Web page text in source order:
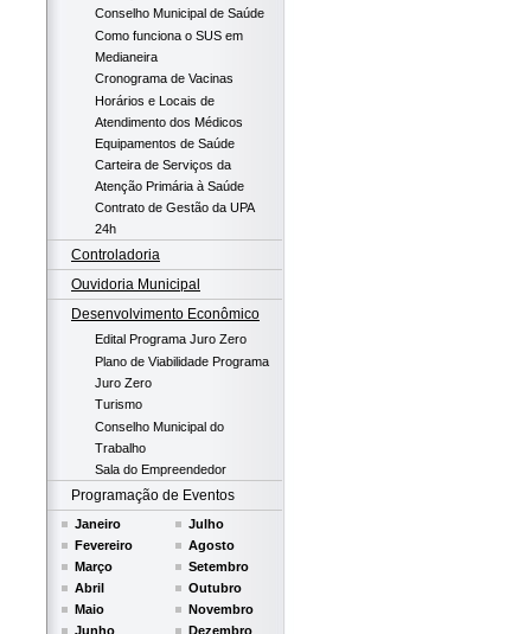
Conselho Municipal de Saúde
Como funciona o SUS em
Medianeira
Cronograma de Vacinas
Horários e Locais de
Atendimento dos Médicos
Equipamentos de Saúde
Carteira de Serviços da
Atenção Primária à Saúde
Contrato de Gestão da UPA
24h
Controladoria
Ouvidoria Municipal
Desenvolvimento Econômico
Edital Programa Juro Zero
Plano de Viabilidade Programa
Juro Zero
Turismo
Conselho Municipal do
Trabalho
Sala do Empreendedor
Programação de Eventos
Janeiro
Fevereiro
Março
Abril
Maio
Junho
Julho
Agosto
Setembro
Outubro
Novembro
Dezembro